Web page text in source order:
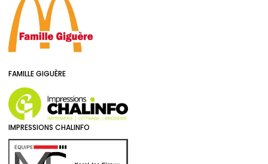
FAMILLE GIGUÈRE
IMPRESSIONS CHALINFO